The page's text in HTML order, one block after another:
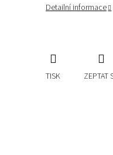
Detailní informace
TISK ZEPTAT